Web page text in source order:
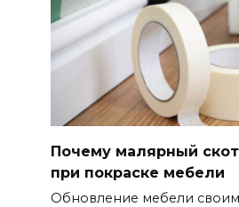
Почему малярный
при покраске мебели
Обновление мебели